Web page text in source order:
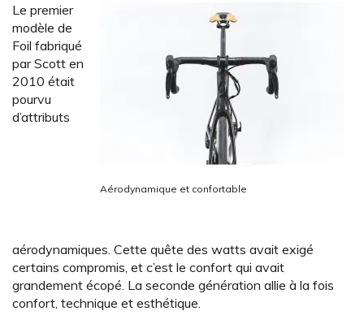
Aérodynamique et confortable
Le premier
modèle de
Foil fabriqué
par Scott en
2010 était
pourvu
d’attributs
aérodynamiques. Cette quête des watts avait exigé
certains compromis, et c’est le confort qui avait
grandement écopé. La seconde génération allie à la fois
confort, technique et esthétique.